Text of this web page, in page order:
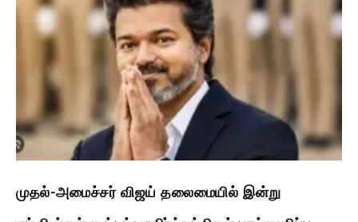
முதல்-அமைச்சர் விஜய் தலைமையில் இன்று